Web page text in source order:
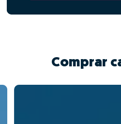
Comprar